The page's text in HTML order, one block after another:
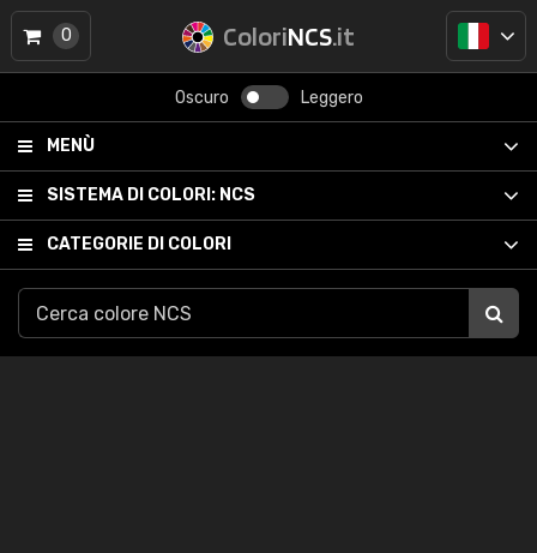
ColoriNCS.it
Oscuro Leggero
MENÙ
SISTEMA DI COLORI: NCS
CATEGORIE DI COLORI
0